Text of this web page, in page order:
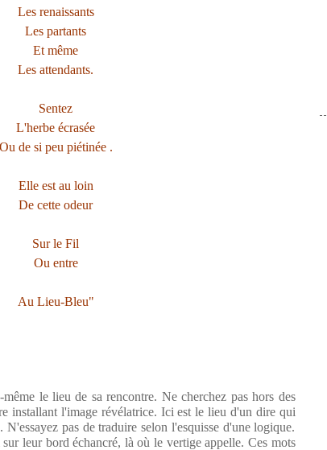
Les renaissants
Les partants
Et même
Les attendants.
Sentez
L'herbe écrasée
de si peu piétinée .
Elle est au loin
De cette odeur
Sur le Fil
Ou entre
Au Lieu-Bleu"
le lieu de sa rencontre. Ne cherchez pas hors des
installant l'image révélatrice. Ici est le lieu d'un dire qui
pas de traduire selon l'esquisse d'une logique.
sur leur bord échancré, là où le vertige appelle. Ces mots